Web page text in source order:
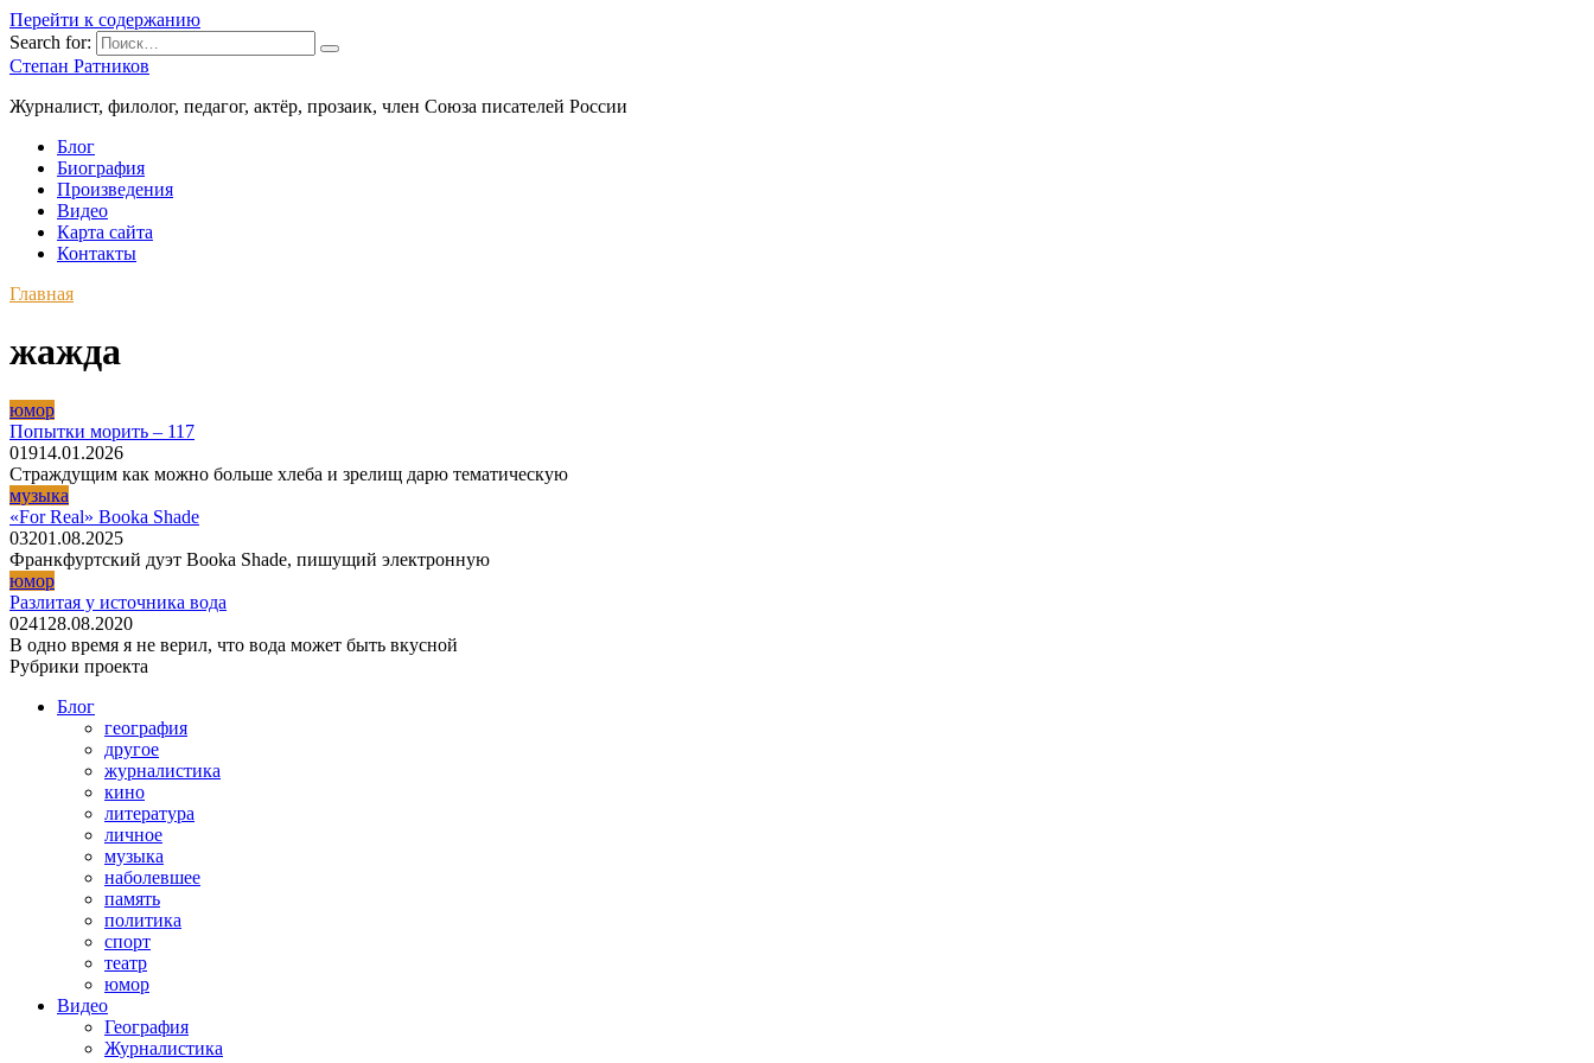
Перейти к содержанию
Search for:
Степан Ратников
Журналист, филолог, педагог, актёр, прозаик, член Союза писателей России
Блог
Биография
Произведения
Видео
Карта сайта
Контакты
Главная
жажда
юмор
Попытки морить – 117
01914.01.2026
Страждущим как можно больше хлеба и зрелищ дарю тематическую
музыка
«For Real» Booka Shade
03201.08.2025
Франкфуртский дуэт Booka Shade, пишущий электронную
юмор
Разлитая у источника вода
0241 28.08.2020
В одно время я не верил, что вода может быть вкусной
Рубрики проекта
Блог
география
другое
журналистика
кино
литература
личное
музыка
наболевшее
память
политика
спорт
театр
юмор
Видео
География
Журналистика